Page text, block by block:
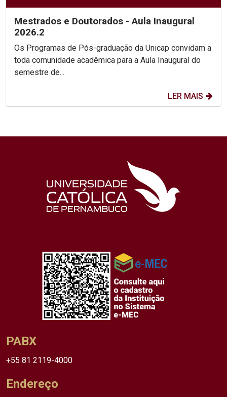
Mestrados e Doutorados - Aula Inaugural
2026.2
Os Programas de Pós-graduação da Unicap convidam a
toda comunidade acadêmica para a Aula Inaugural do
semestre de...
LER MAIS
PABX
+55 81 2119-4000
Endereço